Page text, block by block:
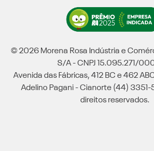
© 2026 Morena Rosa Indústria e
S/A - CNPJ 15.095.271/
Avenida das Fábricas, 412 BC e 462
Adelino Pagani - Cianorte (44) 3351-
direitos reservados.